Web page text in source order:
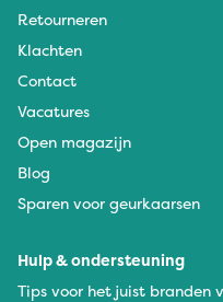
Retourneren
Klachten
Contact
Vacatures
Open magazijn
Blog
Sparen voor geurkaarsen
Hulp & ondersteuning
Tips voor het juist branden